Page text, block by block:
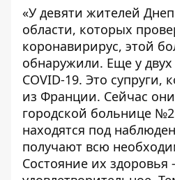
«У девяти жителей
области, которых
коронавирирус, этой
обнаружили. Еще у
COVID-19. Это супруги,
из Франции. Сейчас
городской больнице
находятся под
получают всю
Состояние их здоровья -